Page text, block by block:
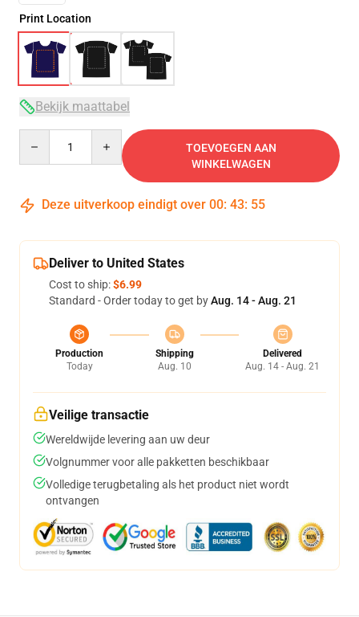
Print Location
Bekijk maattabel
TOEVOEGEN AAN
WINKELWAGEN
Deze uitverkoop eindigt over 00: 43: 54
Deliver to United States
Cost to ship:$6.99
Standard - Order today to get byAug. 14 - Aug. 21
Production
Today
Shipping
Aug. 10
Delivered
Aug. 14 - Aug. 21
Veilige transactie
Wereldwijde levering aan uw deur
Volgnummer voor alle pakketten beschikbaar
Volledige terugbetaling als het product niet wordt
ontvangen